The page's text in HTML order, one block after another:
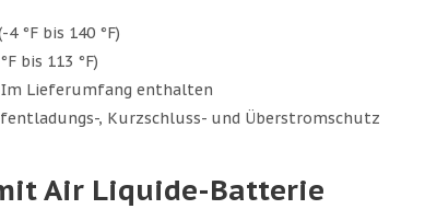
°F bis 140 °F)
bis 113 °F)
Im Lieferumfang enthalten
, Kurzschluss- und Überstromschutz
Air Liquide-Batterie